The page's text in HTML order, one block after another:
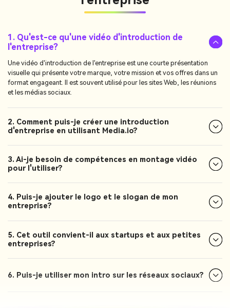
1. Qu'est-ce qu'une vidéo d'introduction de
l'entreprise?
Une vidéo d'introduction de l'entreprise est une courte présentation
visuelle qui présente votre marque, votre mission et vos offres dans un
format engageant. Il est souvent utilisé pour les sites Web, les réunions
et les médias sociaux.
2. Comment puis-je créer une introduction
d'entreprise en utilisant Media.io?
3. Ai-je besoin de compétences en montage vidéo
pour l'utiliser?
4. Puis-je ajouter le logo et le slogan de mon
entreprise?
5. Cet outil convient-il aux startups et aux petites
entreprises?
6. Puis-je utiliser mon intro sur les réseaux sociaux?